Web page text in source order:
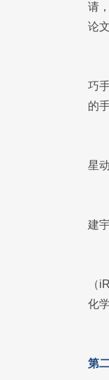
请
论
巧
的
星
建
（
化
第